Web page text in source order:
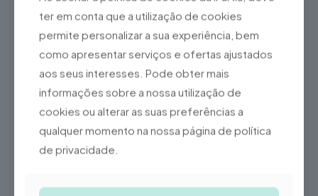
Informação adicional
Vidro / Ecrã / Touch
Original, Bateria, Capa
Traseira, Câmara Frontal,
ter em conta que a utilização de cookies
permite personalizar a sua experiência, bem
como apresentar serviços e ofertas ajustados
aos seus interesses. Pode obter mais
informações sobre a nossa utilização de
cookies ou alterar as suas preferências a
qualquer momento na nossa página de política
de privacidade.